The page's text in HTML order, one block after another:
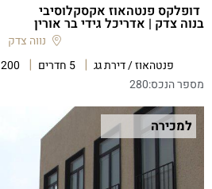
דופלקס פנטהאוז אקסקלוסיבי
בנוה צדק | אדריכל גידי בר אורין
נווה צדק
פנטהאוז / דירת גג
5 חדרים 200 מ"ר
מספר הנכס:280
למכירה